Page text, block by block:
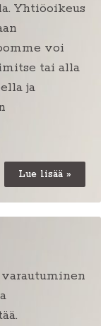
Yhtiöoikeus
voi
tai alla
ja
Lue lisää »